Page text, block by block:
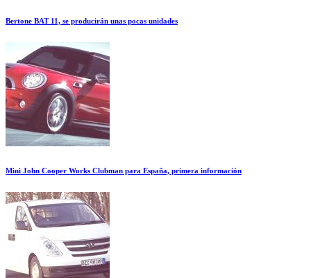
Bertone BAT 11, se producirán unas pocas unidades
Mini John Cooper Works Clubman para España, primera información